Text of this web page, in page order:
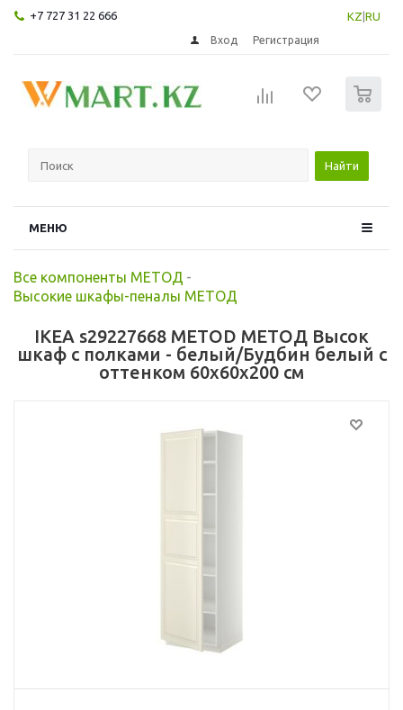
+7 727 31 22 666 KZ RU
Вход Регистрация
Найти
МЕНЮ
Все компоненты МЕТОД -
Высокие шкафы-пеналы МЕТОД
IKEA s29227668 METOD МЕТОД Высок
шкаф с полками - белый/Будбин белый с
оттенком 60x60x200 см